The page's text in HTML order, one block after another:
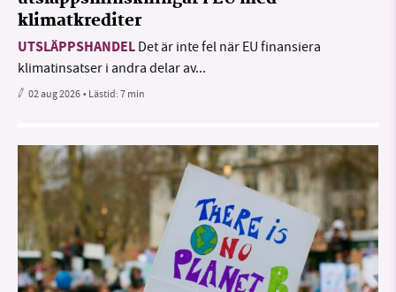
klimatkrediter
UTSLÄPPSHANDEL Det är inte fel när EU finansiera
klimatinsatser i andra delar av...
02 aug 2026• Lästid:7 min